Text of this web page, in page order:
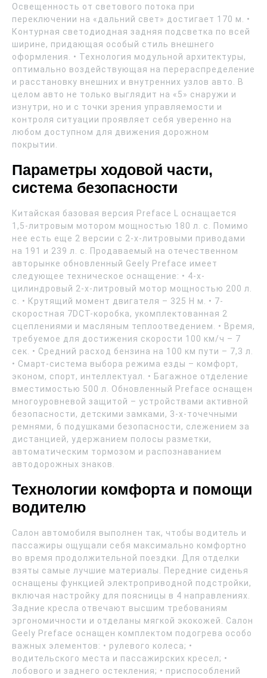
Освещенность от светового потока при
переключении на «дальний свет» достигает 170 м. •
Контурная светодиодная задняя подсветка по всей
ширине, придающая особый стиль внешнего
оформления. • Технология модульной архитектуры,
оптимально воздействующая на перераспределение
и расстановку внешних и внутренних узлов авто. В
целом авто не только выглядит на «5» снаружи и
изнутри, но и с точки зрения управляемости и
контроля ситуации проявляет себя уверенно на
любом доступном для движения дорожном
покрытии.
Параметры ходовой части,
система безопасности
Китайская базовая версия Preface L оснащается
1,5-литровым мотором мощностью 180 л. с. Помимо
нее есть еще 2 версии с 2-х-литровыми приводами
на 191 и 239 л. с. Продаваемый на отечественном
авторынке обновленный Geely Preface имеет
следующее техническое оснащение: • 4-х-
цилиндровый 2-х-литровый мотор мощностью 200 л.
с. • Крутящий момент двигателя – 325 Н м. • 7-
скоростная 7DCT-коробка, укомплектованная 2
сцеплениями и масляным теплоотведением. • Время,
требуемое для достижения скорости 100 км/ч – 7
сек. • Средний расход бензина на 100 км пути – 7,3 л.
• Смарт-система выбора режима езды – комфорт,
эконом, спорт, интеллектуал. • Багажное отделение
вместимостью 500 л. Обновленный Preface оснащен
многоуровневой защитой – устройствами активной
безопасности, детскими замками, 3-х-точечными
ремнями, 6 подушками безопасности, слежением за
дистанцией, удержанием полосы разметки,
автоматическим тормозом и распознаванием
автодорожных знаков.
Технологии комфорта и помощи
водителю
Салон автомобиля выполнен так, чтобы водитель и
пассажиры ощущали себя максимально комфортно
во время продолжительной поездки. Для отделки
взяты самые лучшие материалы. Передние сиденья
оснащены функцией электроприводной подстройки,
включая настройку для поясницы в 4 направлениях.
Задние кресла отвечают высшим требованиям
эргономичности и отделаны мягкой экокожей. Салон
Geely Preface оснащен комплектом подогрева особо
важных элементов: • рулевого колеса; •
водительского места и пассажирских кресел; •
лобового и заднего остекления; • приспособлений